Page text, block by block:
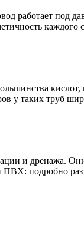
работает под
у таких труб
и дренажа.
ПВХ: подробно